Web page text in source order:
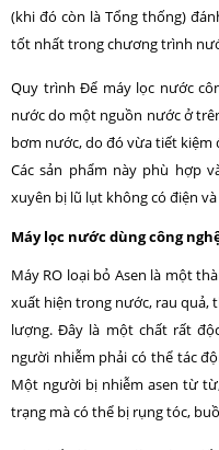
(khi đó còn là Tổng thống)
tốt nhất trong chương trình
Quy trình Để máy lọc nước
nước do một nguồn nước ở
bơm nước, do đó vừa tiết kiệm
Các sản phẩm này phù hợp
xuyên bị lũ lụt không có điện
Máy lọc nước dùng công
Máy RO loại bỏ Asen là một
xuất hiện trong nước, rau quả,
lượng. Đây là một chất rất
người nhiễm phải có thể tác
Một người bị nhiễm asen từ
trạng mà có thể bị rụng tóc,